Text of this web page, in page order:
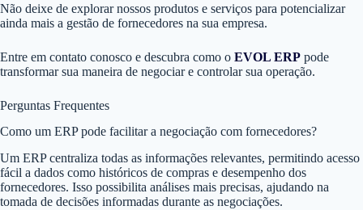
Não deixe de explorar nossos produtos e serviços para potencializar
ainda mais a gestão de fornecedores na sua empresa.
Entre em contato conosco e descubra como o EVOL ERP pode
transformar sua maneira de negociar e controlar sua operação.
Perguntas Frequentes
Como um ERP pode facilitar a negociação com fornecedores?
Um ERP centraliza todas as informações relevantes, permitindo acesso
fácil a dados como históricos de compras e desempenho dos
fornecedores. Isso possibilita análises mais precisas, ajudando na
tomada de decisões informadas durante as negociações.